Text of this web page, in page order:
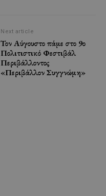
Next article
Τον Αύγουστο πάμε στο 9ο
Πολιτιστικό Φεστιβάλ
Περιβάλλοντος
«Περιβάλλον Συγγνώμη»